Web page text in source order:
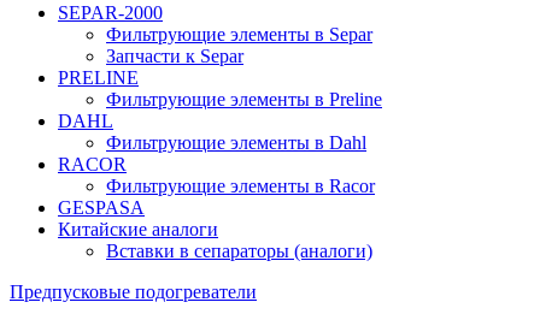
SEPAR-2000
Фильтрующие элементы в Separ
Запчасти к Separ
PRELINE
Фильтрующие элементы в Preline
DAHL
Фильтрующие элементы в Dahl
RACOR
Фильтрующие элементы в Racor
GESPASA
Китайские аналоги
Вставки в сепараторы (аналоги)
Предпусковые подогреватели